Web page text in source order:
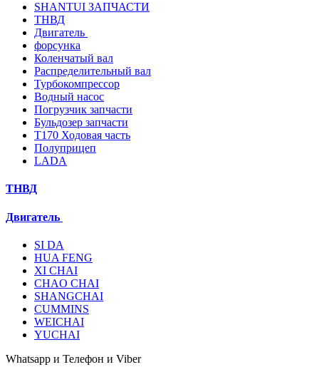
SHANTUI ЗАПЧАСТИ
ТНВД
Двигатель
форсунка
Коленчатый вал
Распределительный вал
Турбокомпрессор
Водный насос
Погрузчик запчасти
Бульдозер запчасти
T170 Ходовая часть
Полуприцеп
LADA
ТНВД
Двигатель
SI DA
HUA FENG
XI CHAI
CHAO CHAI
SHANGCHAI
CUMMINS
WEICHAI
YUCHAI
Whatsapp и Телефон и Viber